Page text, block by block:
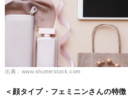
出典：www.shutterstock.com
＜顔タイプ・フェミニンさんの特徴